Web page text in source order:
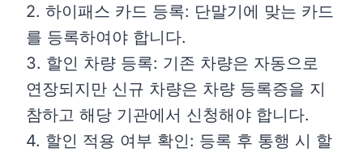
2. 하이패스 카드 등록: 단말기에 맞는 카드
를 등록하여야 합니다.
3. 할인 차량 등록: 기존 차량은 자동으로
연장되지만 신규 차량은 차량 등록증을 지
참하고 해당 기관에서 신청해야 합니다.
4. 할인 적용 여부 확인: 등록 후 통행 시 할